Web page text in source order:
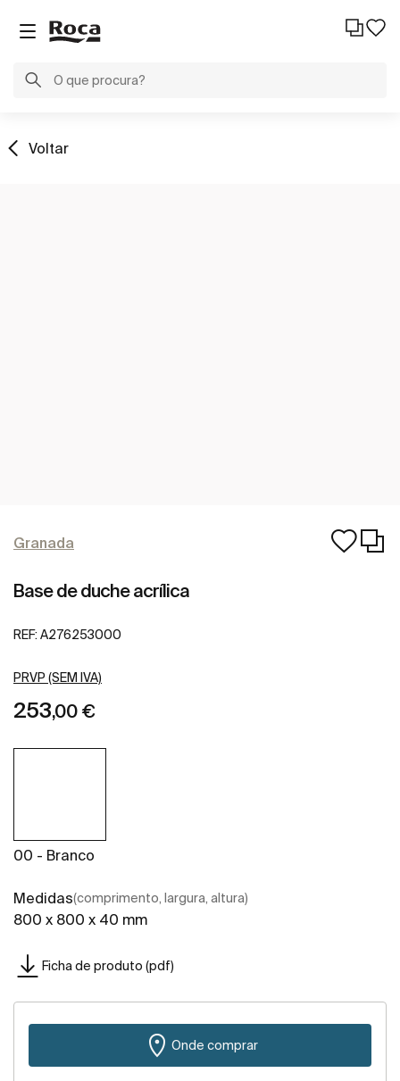
Voltar
Granada
Base de duche acrílica
REF: A276253000
PRVP (SEM IVA)
253,00 €
00 - Branco
Medidas(comprimento, largura, altura)
800 x 800 x 40 mm
Ficha de produto (pdf)
Onde comprar